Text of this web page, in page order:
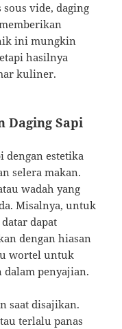
sous vide, daging
ini mungkin
hasilnya
kuliner.
Daging Sapi
dengan estetika
selera makan.
wadah yang
Misalnya, untuk
dapat
dengan hiasan
wortel untuk
dalam penyajian.
saat disajikan.
terlalu panas